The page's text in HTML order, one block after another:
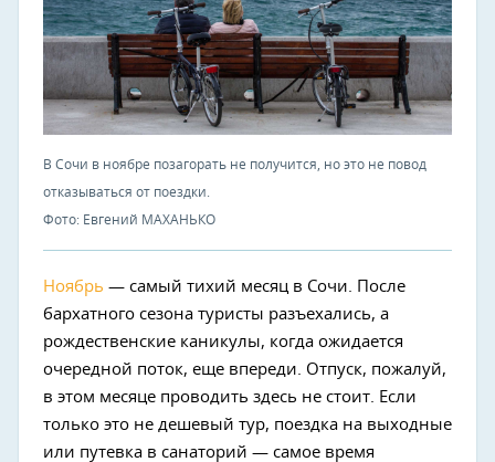
В Сочи в ноябре позагорать не получится, но это не повод
отказываться от поездки.
Фото: Евгений МАХАНЬКО
Ноябрь — самый тихий месяц в Сочи. После
бархатного сезона туристы разъехались, а
рождественские каникулы, когда ожидается
очередной поток, еще впереди. Отпуск, пожалуй,
в этом месяце проводить здесь не стоит. Если
только это не дешевый тур, поездка на выходные
или путевка в санаторий — самое время